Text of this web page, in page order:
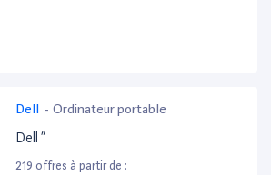
Dell - Ordinateur portable
Dell ”
219 offres à partir de :